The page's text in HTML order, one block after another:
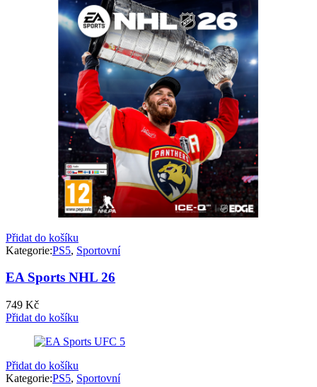
Přidat do košíku
Kategorie:PS5, Sportovní
EA Sports NHL 26
749 Kč
Přidat do košíku
Přidat do košíku
Kategorie:PS5, Sportovní